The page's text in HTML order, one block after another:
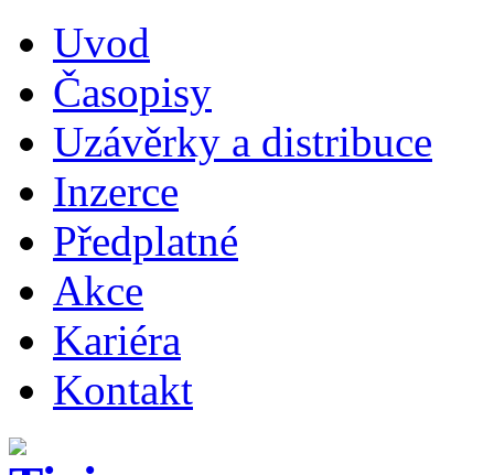
Uvod
Časopisy
Uzávěrky a distribuce
Inzerce
Předplatné
Akce
Kariéra
Kontakt